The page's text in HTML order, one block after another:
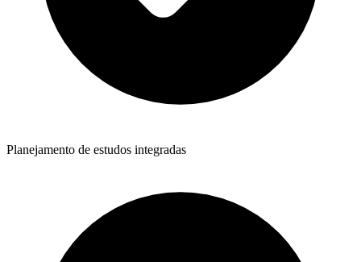
Planejamento de estudos integradas